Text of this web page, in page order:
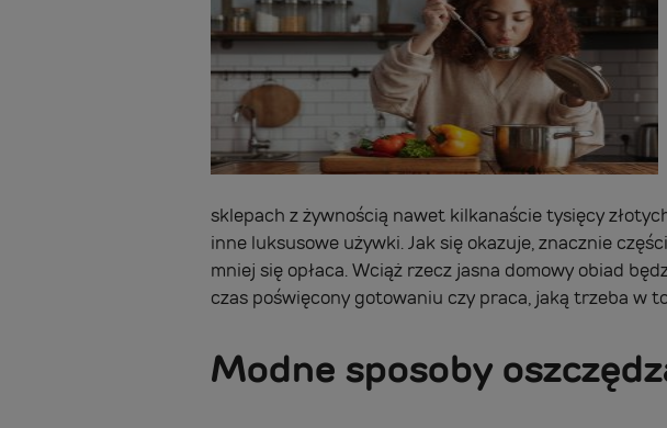
sklepach z żywnością nawet kilkanaście tysięcy
inne luksusowe używki. Jak się okazuje, znacznie
mniej się opłaca. Wciąż rzecz jasna domowy obiad
czas poświęcony gotowaniu czy praca, jaką trzeba w
Modne sposoby